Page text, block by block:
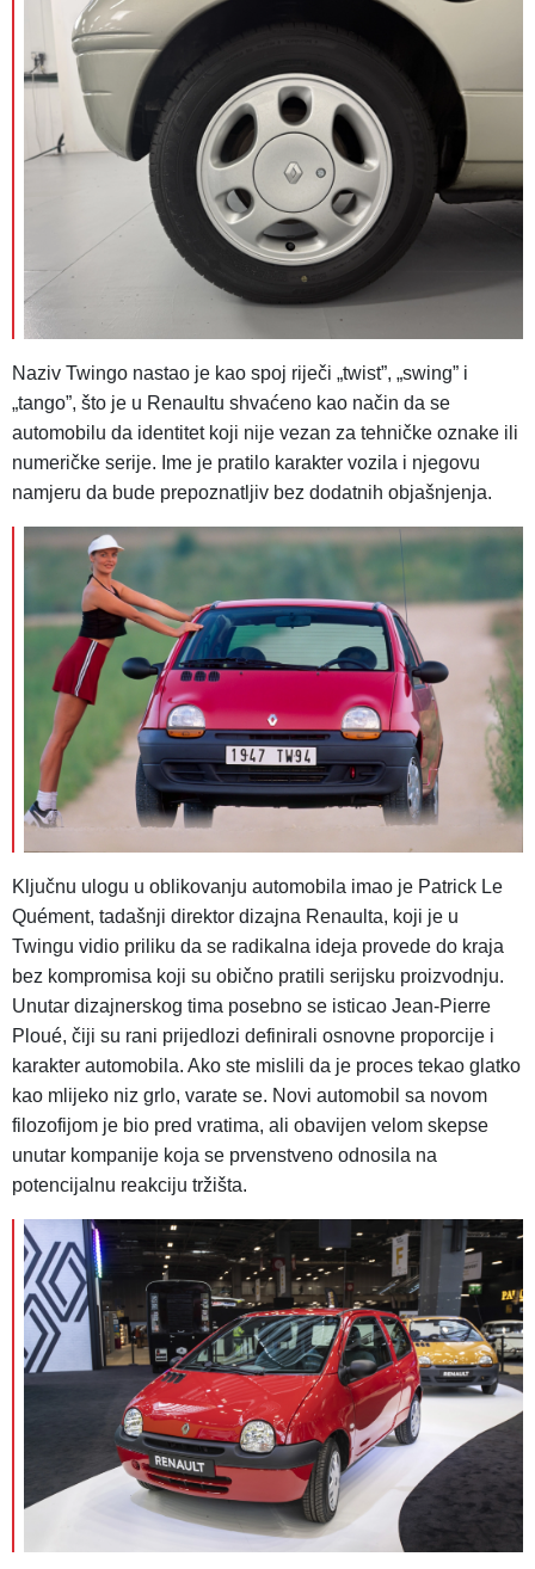
Naziv Twingo nastao je kao spoj riječi „twist”, „swing” i
„tango”, što je u Renaultu shvaćeno kao način da se
automobilu da identitet koji nije vezan za tehničke oznake ili
numeričke serije. Ime je pratilo karakter vozila i njegovu
namjeru da bude prepoznatljiv bez dodatnih objašnjenja.
Ključnu ulogu u oblikovanju automobila imao je Patrick Le
Quément, tadašnji direktor dizajna Renaulta, koji je u
Twingu vidio priliku da se radikalna ideja provede do kraja
bez kompromisa koji su obično pratili serijsku proizvodnju.
Unutar dizajnerskog tima posebno se isticao Jean-Pierre
Ploué, čiji su rani prijedlozi definirali osnovne proporcije i
karakter automobila. Ako ste mislili da je proces tekao glatko
kao mlijeko niz grlo, varate se. Novi automobil sa novom
filozofijom je bio pred vratima, ali obavijen velom skepse
unutar kompanije koja se prvenstveno odnosila na
potencijalnu reakciju tržišta.